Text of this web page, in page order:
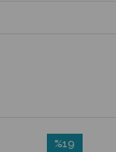
%19